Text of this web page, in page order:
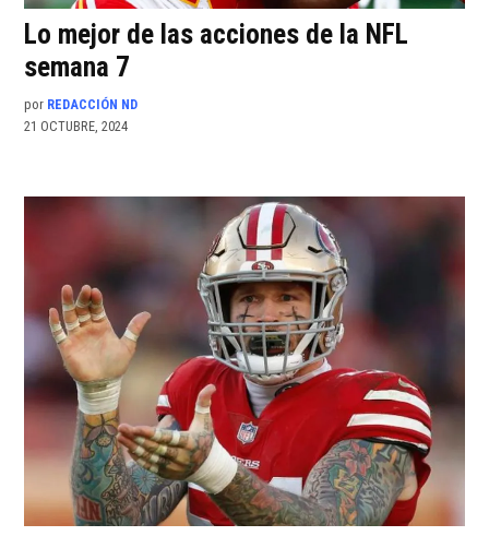
Lo mejor de las acciones de la NFL
semana 7
por REDACCIÓN ND
21 OCTUBRE, 2024